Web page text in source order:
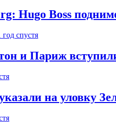
Hugo Boss
год спустя
и Париж
на уловку